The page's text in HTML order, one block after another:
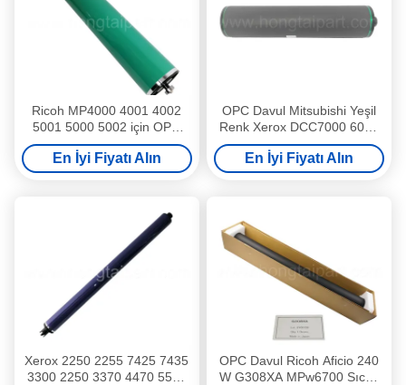
Ricoh MP4000 4001 4002
5001 5000 5002 için OPC
Davul Sıcak Satış Yeni OPC
Davul Kiti Davul Ünitesi
Yüksek Kalite ve Samur Var
En İyi Fiyatı Alın
OPC Davul Mitsubishi Yeşil
Renk Xerox DCC7000 6000
1100 900 4110 4112 4127
Sıcak Satış Yeni OPC Davul
Kiti ve Birimi
En İyi Fiyatı Alın
Xerox 2250 2255 7425 7435
3300 2250 3370 4470 5570
OPC Davul Ricoh Aficio 240
W G308XA MPw6700 Sıcak